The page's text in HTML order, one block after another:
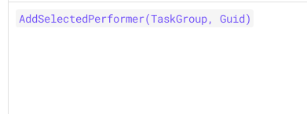
AddSelectedPerformer(TaskGroup, Guid)